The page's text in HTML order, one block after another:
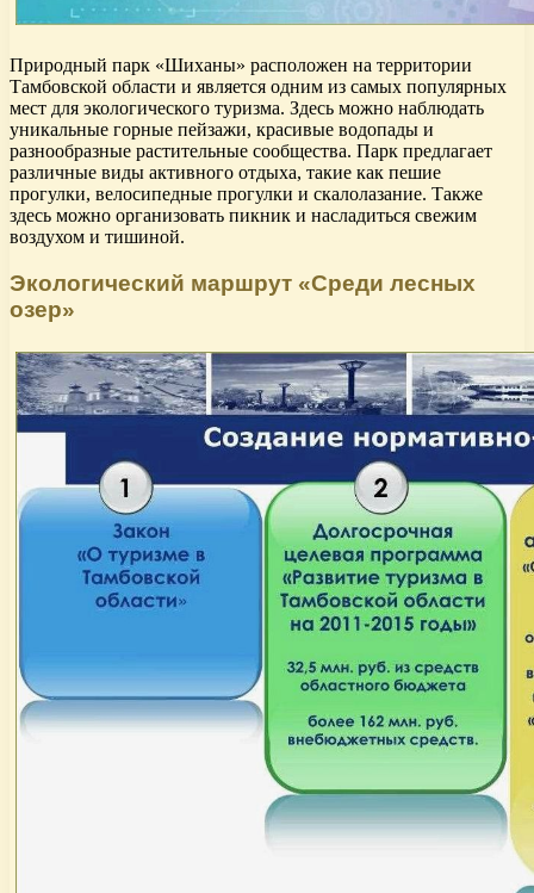
Природный парк «Шиханы» расположен на территории
Тамбовской области и является одним из самых популярных
мест для экологического туризма. Здесь можно наблюдать
уникальные горные пейзажи, красивые водопады и
разнообразные растительные сообщества. Парк предлагает
различные виды активного отдыха, такие как пешие
прогулки, велосипедные прогулки и скалолазание. Также
здесь можно организовать пикник и насладиться свежим
воздухом и тишиной.
Экологический маршрут «Среди лесных
озер»